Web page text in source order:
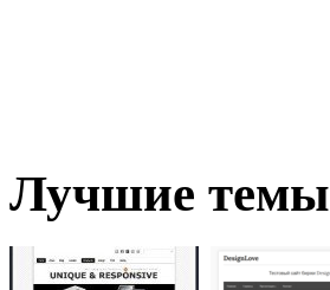
Лучшие темы